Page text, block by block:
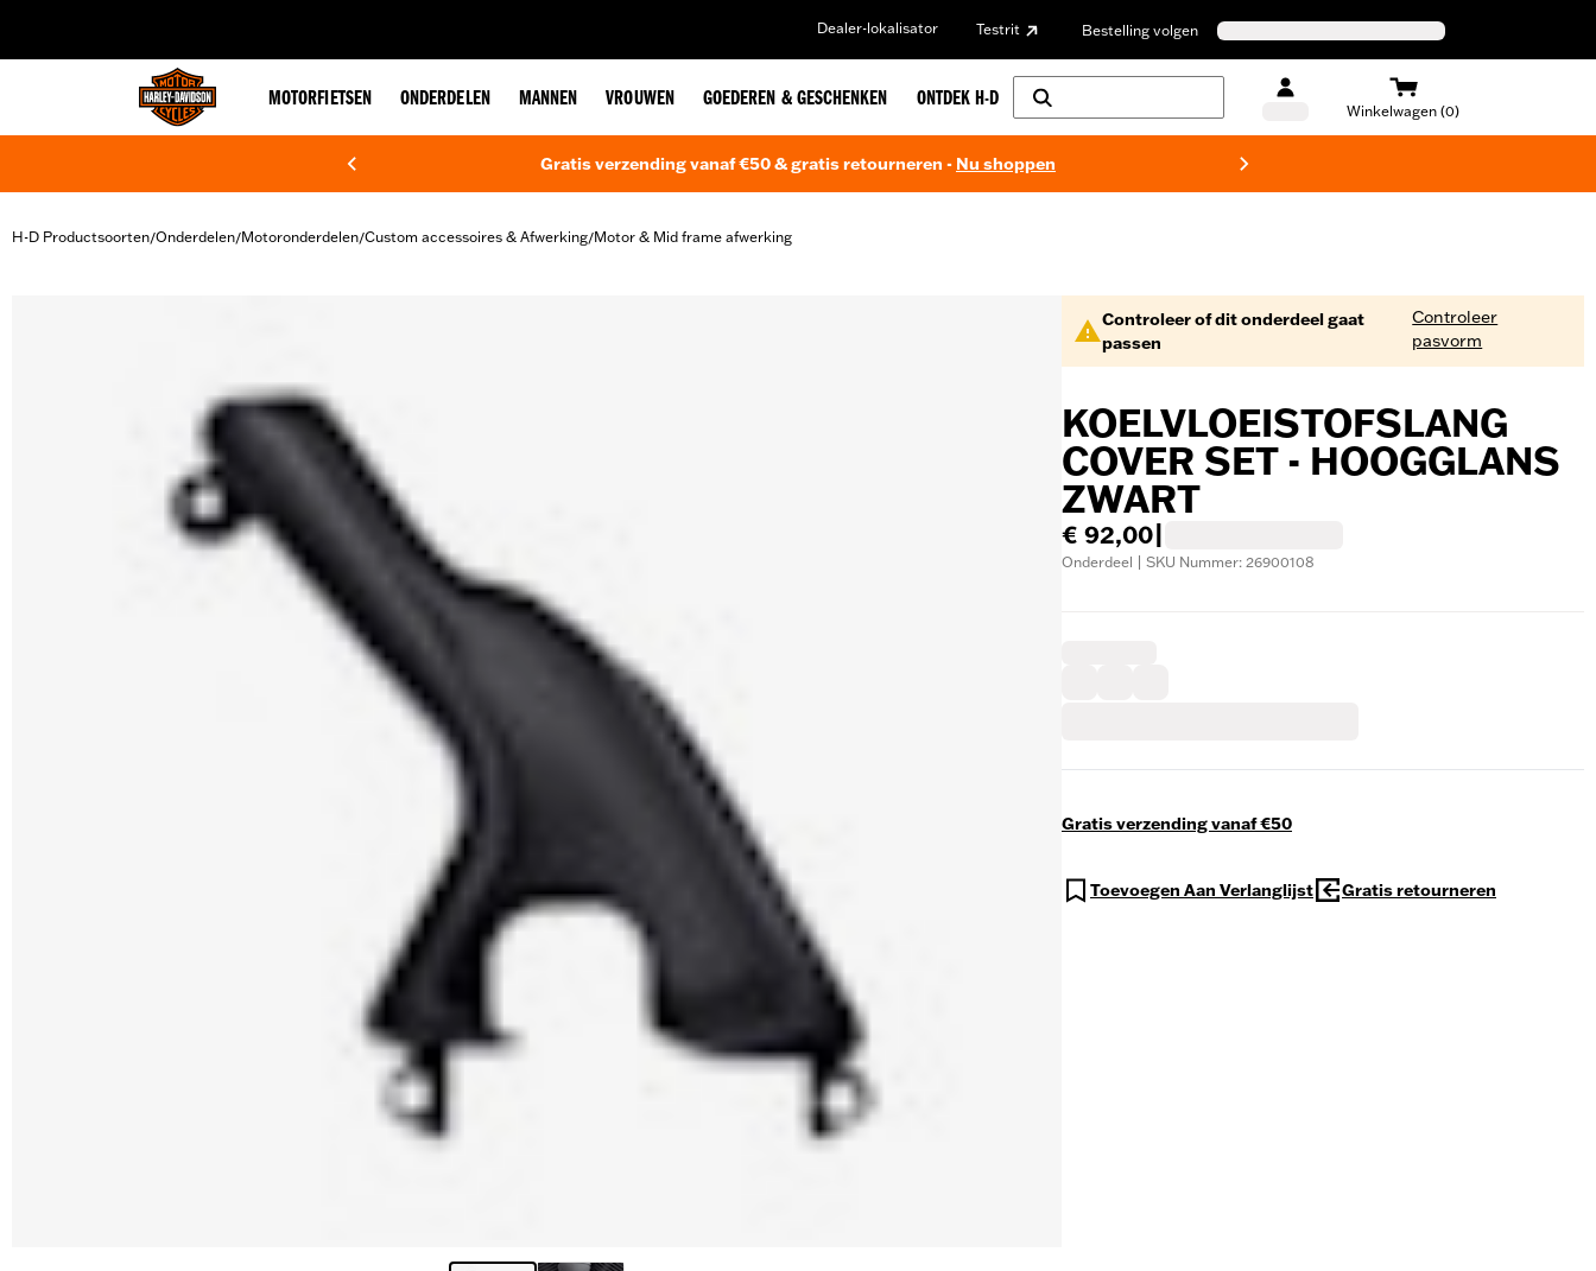
Dealer-lokalisator Testrit Bestelling volgen
MOTORFIETSEN ONDERDELEN MANNEN VROUWEN GOEDEREN & GESCHENKEN ONTDEK H-D
Winkelwagen (0)
Gratis verzending vanaf €50 & gratis retourneren - Nu shoppen
H-D Productsoorten/Onderdelen/Motoronderdelen/Custom accessoires & Afwerking/Motor & Mid frame afwerking
Controleer of dit onderdeel gaat
passen
Controleer
pasvorm
KOELVLOEISTOFSLANG
COVER SET - HOOGGLANS
ZWART
€ 92,00
Onderdeel | SKU Nummer: 26900108
Gratis verzending vanaf €50
Toevoegen Aan Verlanglijst Gratis retourneren